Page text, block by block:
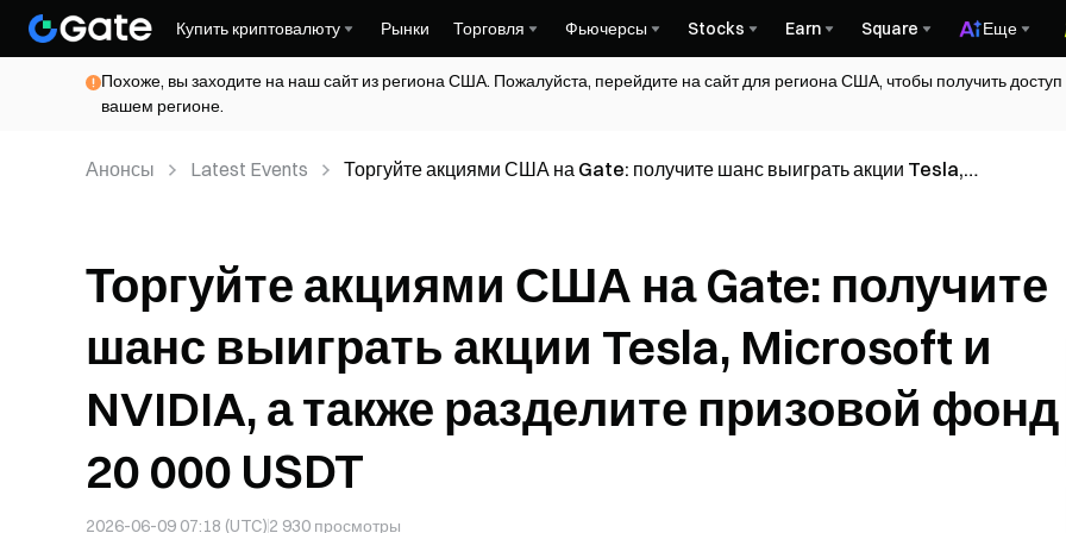
Купить криптовалюту Рынки Торговля Фьючерсы Stocks Earn Square Еще
Похоже, вы заходите на наш сайт из региона США. Пожалуйста, перейдите на сайт для региона США, чтобы получить
вашем регионе.
Анонсы Latest Events
Торгуйте акциями США на Gate: получите шанс выиграть акции Tesla,
Торгуйте акциями США на Gate: получите
шанс выиграть акции Tesla, Microsoft и
NVIDIA, а также разделите призовой фонд
20 000 USDT
2026-06-09 07:18 (UTC)2 930 просмотры